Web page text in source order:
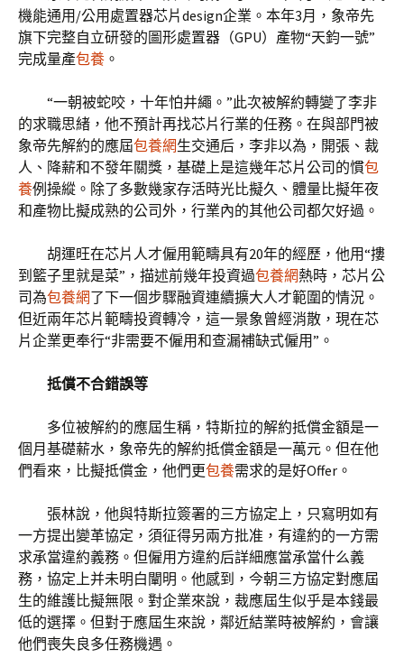
機能通用/公用處置器芯片design企業。本年3月，象帝先
旗下完整自立研發的圖形處置器（GPU）產物“天鈞一號”
完成量產包養 。
“一朝被蛇咬，十年怕井繩。”此次被解約轉變了李非
的求職思緒，他不預計再找芯片行業的任務。在與部門被
象帝先解約的應屆包養網生交通后，李非以為，開張、裁
人、降薪和不發年關獎，基礎上是這幾年芯片公司的慣包
養例操縱。除了多數幾家存活時光比擬久、體量比擬年夜
和產物比擬成熟的公司外，行業內的其他公司都欠好過。
胡運旺在芯片人才僱用範疇具有20年的經歷，他用“摟
到籃子里就是菜”，描述前幾年投資過包養網熱時，芯片公
司為包養網了下一個步驟融資連續擴大人才範圍的情況。
但近兩年芯片範疇投資轉冷，這一景象曾經消散，現在芯
片企業更奉行“非需要不僱用和查漏補缺式僱用”。
抵償不合錯誤等
多位被解約的應屆生稱，特斯拉的解約抵償金額是一
個月基礎薪水，象帝先的解約抵償金額是一萬元。但在他
們看來，比擬抵償金，他們更包養需求的是好Offer。
張林說，他與特斯拉簽署的三方協定上，只寫明如有
一方提出變革協定，須征得另兩方批准，有違約的一方需
求承當違約義務。但僱用方違約后詳細應當承當什么義
務，協定上并未明白闡明。他感到，今朝三方協定對應屆
生的維護比擬無限。對企業來說，裁應屆生似乎是本錢最
低的選擇。但對于應屆生來說，鄰近結業時被解約，會讓
他們喪失良多任務機遇。